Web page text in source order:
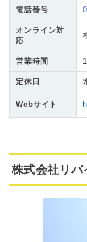
電話番号
オンライン対
応
営業時間
定休日
Webサイト
株式会社リバ